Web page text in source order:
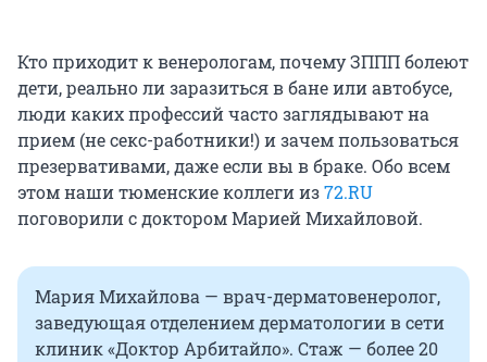
Кто приходит к венерологам, почему ЗППП болеют
дети, реально ли заразиться в бане или автобусе,
люди каких профессий часто заглядывают на
прием (не секс-работники!) и зачем пользоваться
презервативами, даже если вы в браке. Обо всем
этом наши тюменские коллеги из72.RU
поговорили с доктором Марией Михайловой.
Мария Михайлова — врач-дерматовенеролог,
заведующая отделением дерматологии в сети
клиник «Доктор Арбитайло». Стаж — более 20